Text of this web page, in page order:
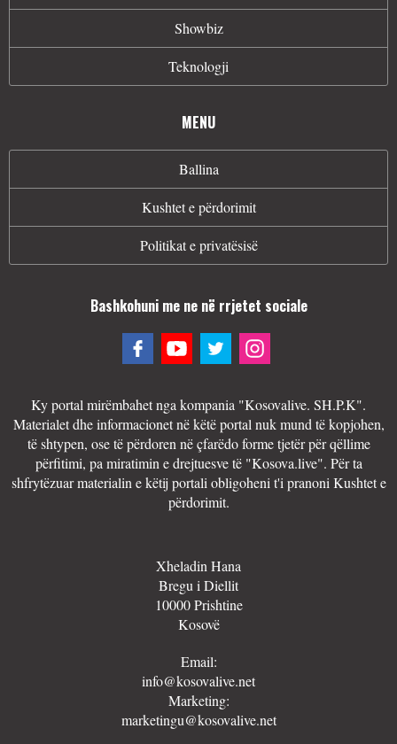
Showbiz
Teknologji
MENU
Ballina
Kushtet e përdorimit
Politikat e privatësisë
Bashkohuni me ne në rrjetet sociale
Ky portal mirëmbahet nga kompania "Kosovalive. SH.P.K".
Materialet dhe informacionet në këtë portal nuk mund të kopjohen,
të shtypen, ose të përdoren në çfarëdo forme tjetër për qëllime
përfitimi, pa miratimin e drejtuesve të "Kosova.live". Për ta
shfrytëzuar materialin e këtij portali obligoheni t'i pranoni Kushtet e
përdorimit.
Xheladin Hana
Bregu i Diellit
10000 Prishtine
Kosovë
Email:
info@kosovalive.net
Marketing:
marketingu@kosovalive.net